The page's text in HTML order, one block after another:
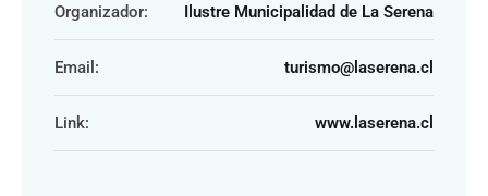
Organizador: Ilustre Municipalidad de La Serena
Email: turismo@laserena.cl
Link: www.laserena.cl